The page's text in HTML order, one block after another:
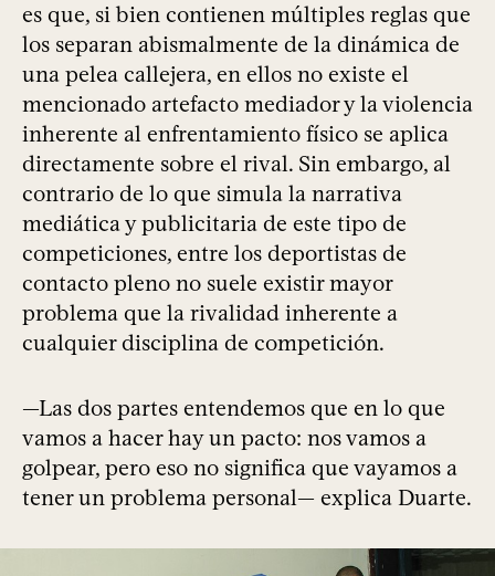
es que, si bien contienen múltiples reglas que
los separan abismalmente de la dinámica de
una pelea callejera, en ellos no existe el
mencionado artefacto mediador y la violencia
inherente al enfrentamiento físico se aplica
directamente sobre el rival. Sin embargo, al
contrario de lo que simula la narrativa
mediática y publicitaria de este tipo de
competiciones, entre los deportistas de
contacto pleno no suele existir mayor
problema que la rivalidad inherente a
cualquier disciplina de competición.
—Las dos partes entendemos que en lo que
vamos a hacer hay un pacto: nos vamos a
golpear, pero eso no significa que vayamos a
tener un problema personal— explica Duarte.